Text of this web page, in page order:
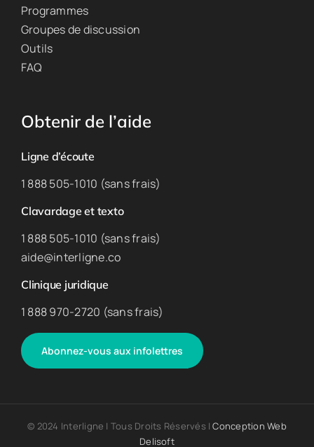
Programmes
Groupes de discussion
Outils
FAQ
Obtenir de l’aide
Ligne d’écoute
1 888 505-1010 (sans frais)
Clavardage et texto
1 888 505-1010 (sans frais)
aide@interligne.co
Clinique juridique
1 888 970-2720 (sans frais)
Abonnez-vous aux infolettres
© 2024 Interligne | Tous Droits Réservés |Conception Web
Delisoft